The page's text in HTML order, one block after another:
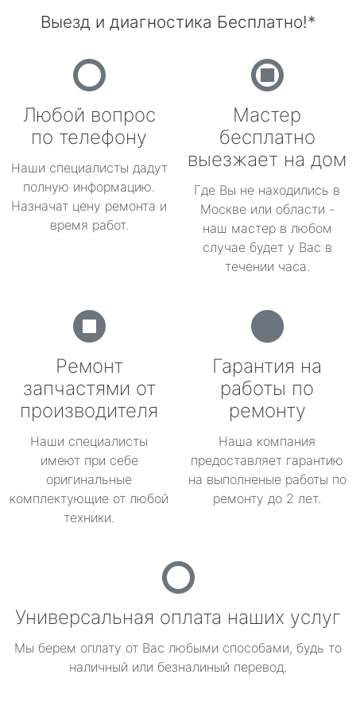
Выезд и диагностика Бесплатно!*
Любой вопрос
по телефону
Наши специалисты дадут
полную информацию.
Назначат цену ремонта и
время работ.
Мастер
бесплатно
выезжает на дом
Где Вы не находились в
Москве или области -
наш мастер в любом
случае будет у Вас в
течении часа.
Ремонт
запчастями от
производителя
Наши специалисты
имеют при себе
оригинальные
комплектующие от любой
техники.
Гарантия на
работы по
ремонту
Наша компания
предоставляет гарантию
на выполненые работы по
ремонту до 2 лет.
Универсальная оплата наших услуг
Мы берем оплату от Вас любыми способами, будь то
наличный или безналиный перевод.